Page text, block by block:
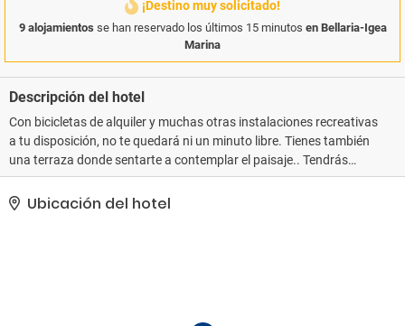
¡Destino muy solicitado!
9 alojamientos se han reservado los últimos 15 minutos en Bellaria-Igea
Marina
Descripción del hotel
Con bicicletas de alquiler y muchas otras instalaciones recreativas
a tu disposición, no te quedará ni un minuto libre. Tienes también
una terraza donde sentarte a contemplar el paisaje.. Tendrás
consigna de equipaje y una caja fuerte en recepción a tu
disposición..
Ubicación del hotel